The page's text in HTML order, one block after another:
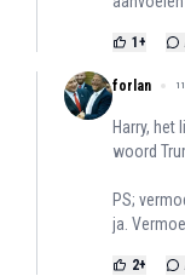
1 +
forlan
Harry,
woord
PS;
ja.
2+